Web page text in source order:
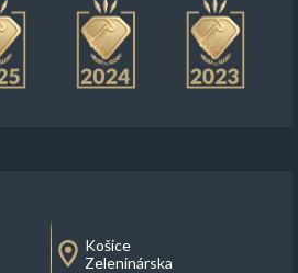
Košice
Zeleninárska